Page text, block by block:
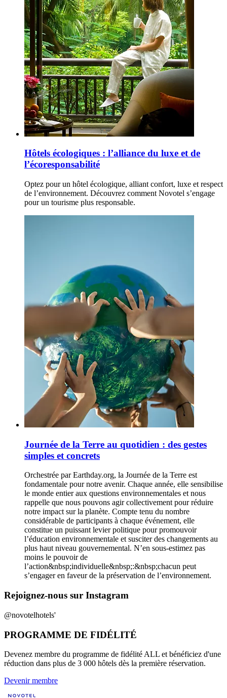
Hôtels écologiques : l’alliance du luxe et de
l’écoresponsabilité
Optez pour un hôtel écologique, alliant confort, luxe et respect
de l’environnement. Découvrez comment Novotel s’engage
pour un tourisme plus responsable.
Journée de la Terre au quotidien : des gestes
simples et concrets
Orchestrée par Earthday.org, la Journée de la Terre est
fondamentale pour notre avenir. Chaque année, elle sensibilise
le monde entier aux questions environnementales et nous
rappelle que nous pouvons agir collectivement pour réduire
notre impact sur la planète. Compte tenu du nombre
considérable de participants à chaque événement, elle
constitue un puissant levier politique pour promouvoir
l’éducation environnementale et susciter des changements au
plus haut niveau gouvernemental. N’en sous-estimez pas
moins le pouvoir de
l’action&nbsp;individuelle&nbsp;:&nbsp;chacun peut
s’engager en faveur de la préservation de l’environnement.
Rejoignez-nous sur Instagram
@novotelhotels'
PROGRAMME DE FIDÉLITÉ
Devenez membre du programme de fidélité ALL et bénéficiez d'une
réduction dans plus de 3 000 hôtels dès la première réservation.
Devenir membre